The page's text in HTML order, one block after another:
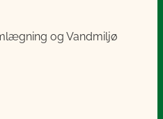
og Vandmiljø